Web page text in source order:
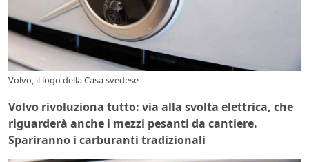
Volvo, il logo della Casa svedese
Volvo rivoluziona tutto: via alla svolta elettrica, che
riguarderà anche i mezzi pesanti da cantiere.
Spariranno i carburanti tradizionali